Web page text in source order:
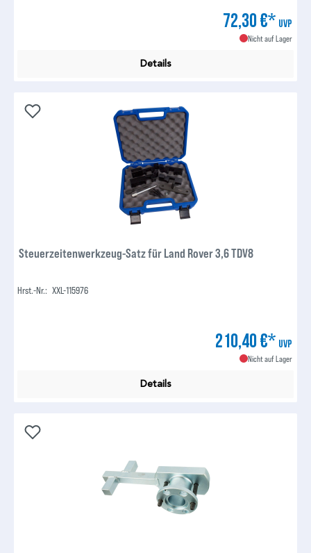
72,30 €* UVP
Nicht auf Lager
Details
Steuerzeitenwerkzeug-Satz für Land Rover 3,6 TDV8
Hrst.-Nr.: XXL-115976
210,40 €* UVP
Nicht auf Lager
Details